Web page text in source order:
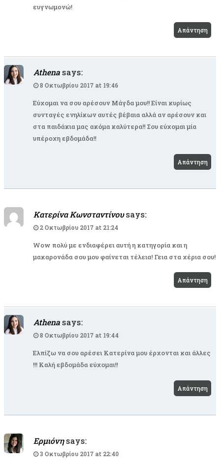
ευγνωμονώ!
Απάντηση
Athena says:
8 Οκτωβρίου 2017 at 19:46
Εύχομαι να σου αρέσουν Μάγδα μου!! Είναι κυρίως
συνταγές ενηλίκων αυτές βέβαια αλλά αν αρέσουν και
στα παιδάκια μας ακόμα καλύτερα!! Σου εύχομαι μία
υπέροχη εβδομάδα!!
Απάντηση
Κατερίνα Κωνσταντίνου says:
2 Οκτωβρίου 2017 at 21:24
Wow πολύ με ενδιαφέρει αυτή η κατηγορία και η
μακαρονάδα σου μου φαίνεται τέλεια! Γεια στα χέρια σου!
Απάντηση
Athena says:
8 Οκτωβρίου 2017 at 19:44
Ελπίζω να σου αρέσει Κατερίνα μου έρχονται και άλλες
!!! Καλή εβδομάδα εύχομαι!!
Απάντηση
Ερμιόνη says:
3 Οκτωβρίου 2017 at 22:40